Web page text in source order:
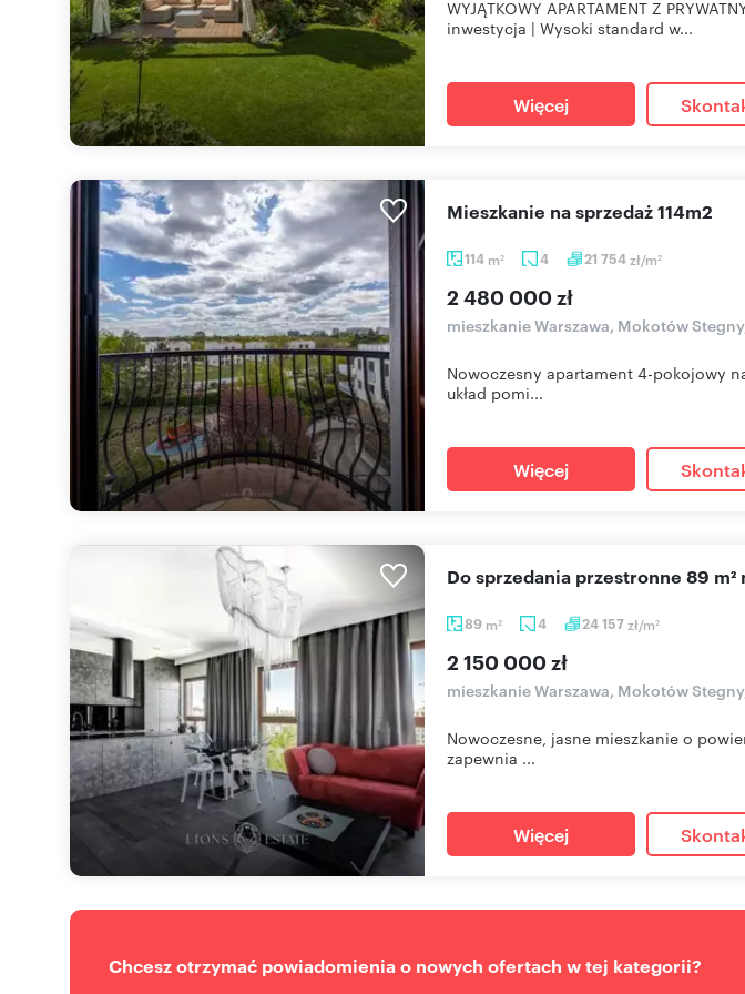
WYJĄTKOWY APARTAMENT Z
inwestycja | Wysoki standard w...
Więcej
114 m2 4 21 754zł/m2
mieszkanie na sprzedaż 114m2
2 480 000 zł
mieszkanie Warszawa, Mokotów
Nowoczesny apartament 4-pokojowy
układ pomi...
Więcej
89 m2 4 24 157zł/m2
Do sprzedania przestronne 89
2 150 000 zł
mieszkanie Warszawa, Mokotów
Nowoczesne, jasne mieszkanie o
zapewnia ...
Więcej
Chcesz otrzymać powiadomienia o nowych ofertach w tej kategorii?